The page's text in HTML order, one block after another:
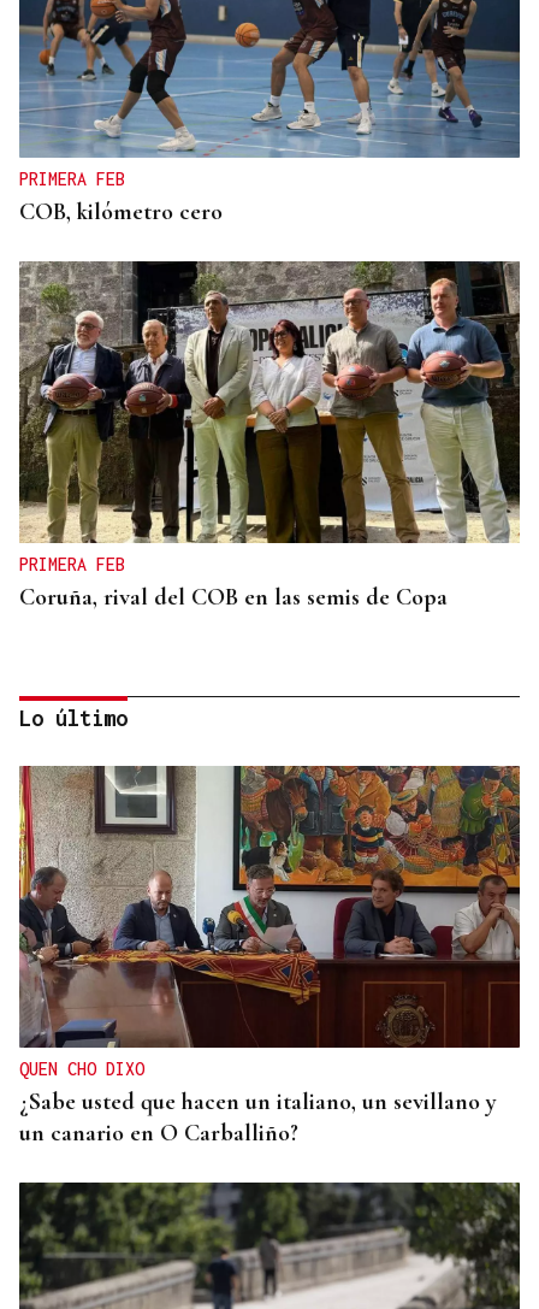
PRIMERA FEB
COB, kilómetro cero
PRIMERA FEB
Coruña, rival del COB en las semis de Copa
25 DE SEPTIEMBRE
El COB abrirá y cerrará la liga en el Pazo, ante el
Tizona y el Granada
Lo último
QUEN CHO DIXO
¿Sabe usted que hacen un italiano, un sevillano y
un canario en O Carballiño?